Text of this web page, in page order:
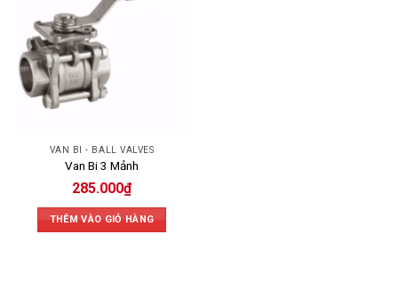
VAN BI - BALL VALVES
Van Bi 3 Mảnh
285.000₫
THÊM VÀO GIỎ HÀNG